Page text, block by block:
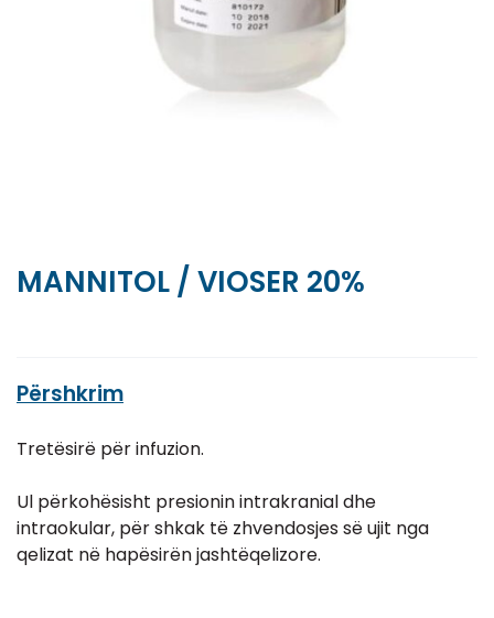
MANNITOL / VIOSER 20%
Përshkrim
Tretësirë ​​për infuzion.
Ul përkohësisht presionin intrakranial dhe
intraokular, për shkak të zhvendosjes së ujit nga
qelizat në hapësirën jashtëqelizore.